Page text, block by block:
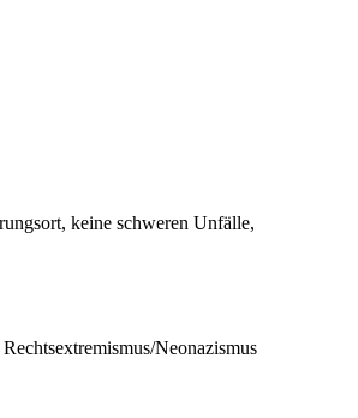
keine schweren Unfälle,
Neonazismus